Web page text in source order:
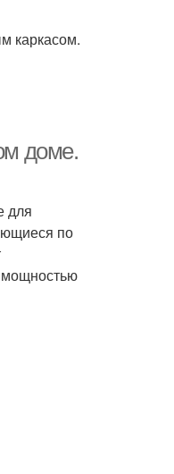
каркасом.
доме.
для
по
мощностью